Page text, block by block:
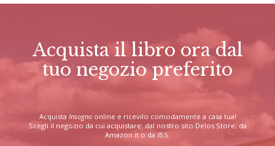
Acquista il libro ora dal
tuo negozio preferito
Acquista Insognoonline e ricevilo comodamente a casa tua!
Scegli il negozio da cui acquistare: dal nostro sito Delos Store, da
Amazon.it o da IBS.